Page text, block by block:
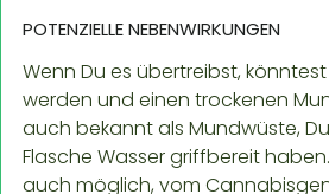
POTENZIELLE NEBENWIRKUNGEN
Wenn Du es übertreibst,
werden und einen trockenen
auch bekannt als Mundwüste,
Flasche Wasser griffbereit
auch möglich, vom